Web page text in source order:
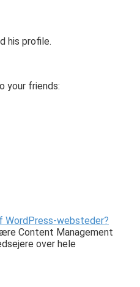
his profile.
your friends:
WordPress-websteder?
Content Management
over hele